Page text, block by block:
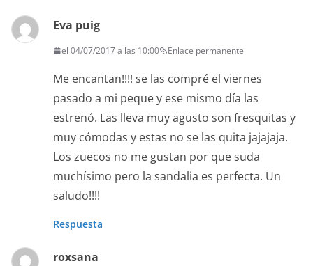
Eva puig
el 04/07/2017 a las 10:00 Enlace permanente
Me encantan!!!! se las compré el viernes
pasado a mi peque y ese mismo día las
estrenó. Las lleva muy agusto son fresquitas y
muy cómodas y estas no se las quita jajajaja.
Los zuecos no me gustan por que suda
muchísimo pero la sandalia es perfecta. Un
saludo!!!!
Respuesta
roxsana